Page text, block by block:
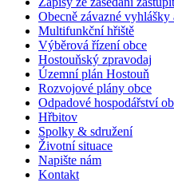
Obecně závazné vyhlášky
Multifunkční hřiště
Výběrová řízení obce
Hostouňský zpravodaj
Územní plán Hostouň
Rozvojové plány obce
Odpadové hospodářství
Hřbitov
Spolky & sdružení
Životní situace
Napište nám
Kontakt